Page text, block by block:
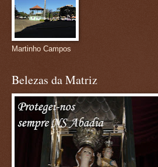
Martinho Campos
Belezas da Matriz